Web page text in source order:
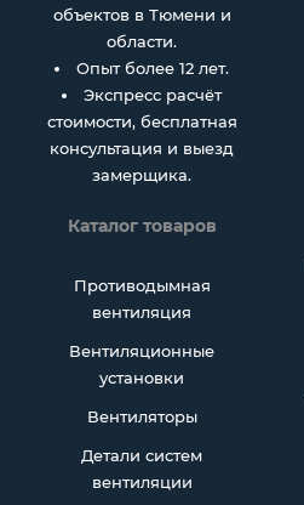
объектов в Тюмени и
области.
Опыт более 12 лет.
Экспресс расчёт
стоимости, бесплатная
консультация и выезд
замерщика.
Каталог товаров
Противодымная
вентиляция
Вентиляционные
установки
Вентиляторы
Детали систем
вентиляции